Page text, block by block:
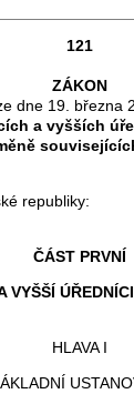
121
ZÁKON
dne 19. března
a vyšších
republiky:
ČÁST PRVNÍ
VYŠŠÍ
HLAVA I
náhrady